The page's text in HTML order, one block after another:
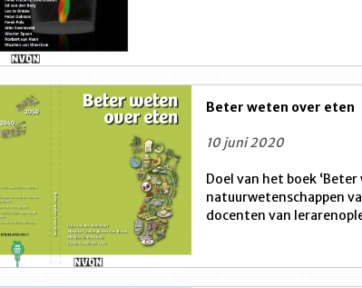
Beter weten over eten
10 juni 2020
Doel van het boek
natuurwetenschappen
docenten van